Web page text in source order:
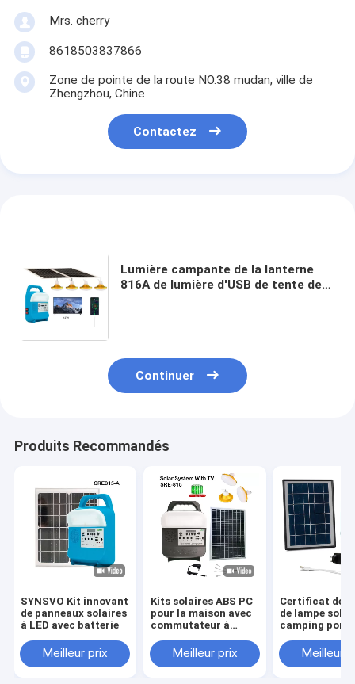
Mrs. cherry
8618503837866
Zone de pointe de la route NO.38 mudan, ville de
Zhengzhou, Chine
Contactez
Lumière campante de la lanterne
816A de lumière d'USB de tente de
Continuer
Produits Recommandés
SYNSVO Kit innovant
de panneaux solaires
à LED avec batterie
Meilleur prix
Kits solaires ABS PC
pour la maison avec
commutateur à
Meilleur prix
Certificat de
de lampe
camping
Meilleur